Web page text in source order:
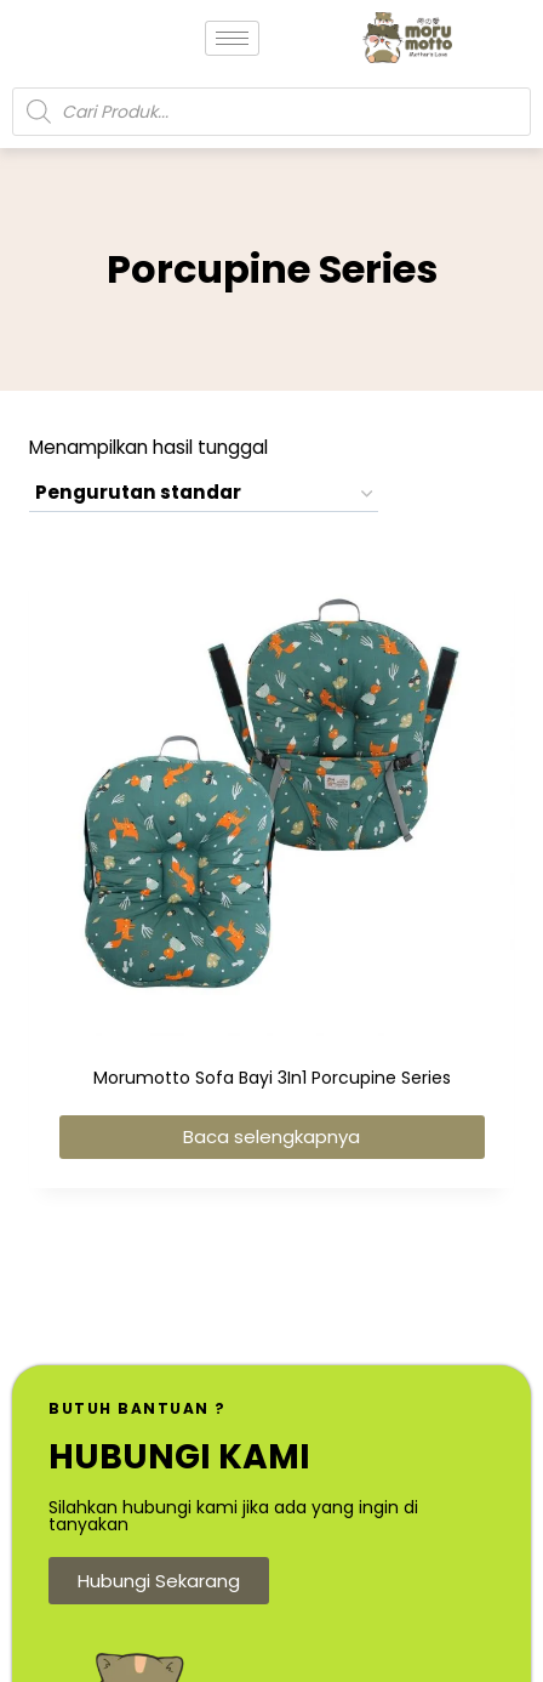
Porcupine Series
Menampilkan hasil tunggal
Morumotto Sofa Bayi 3In1 Porcupine Series
Baca selengkapnya
BUTUH BANTUAN ?
HUBUNGI KAMI
Silahkan hubungi kami jika ada yang ingin di
tanyakan
Hubungi Sekarang